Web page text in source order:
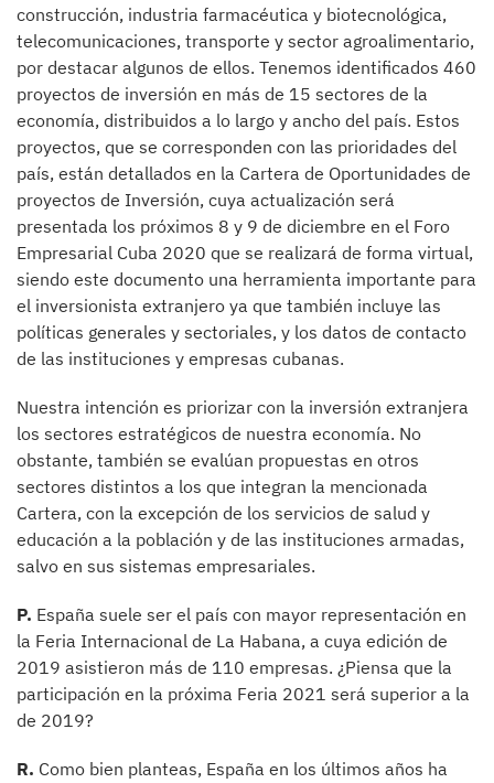
construcción, industria farmacéutica y biotecnológica,
telecomunicaciones, transporte y sector agroalimentario,
por destacar algunos de ellos. Tenemos identificados 460
proyectos de inversión en más de 15 sectores de la
economía, distribuidos a lo largo y ancho del país. Estos
proyectos, que se corresponden con las prioridades del
país, están detallados en la Cartera de Oportunidades de
proyectos de Inversión, cuya actualización será
presentada los próximos 8 y 9 de diciembre en el Foro
Empresarial Cuba 2020 que se realizará de forma virtual,
siendo este documento una herramienta importante para
el inversionista extranjero ya que también incluye las
políticas generales y sectoriales, y los datos de contacto
de las instituciones y empresas cubanas.
Nuestra intención es priorizar con la inversión extranjera
los sectores estratégicos de nuestra economía. No
obstante, también se evalúan propuestas en otros
sectores distintos a los que integran la mencionada
Cartera, con la excepción de los servicios de salud y
educación a la población y de las instituciones armadas,
salvo en sus sistemas empresariales.
P. España suele ser el país con mayor representación en
la Feria Internacional de La Habana, a cuya edición de
2019 asistieron más de 110 empresas. ¿Piensa que la
participación en la próxima Feria 2021 será superior a la
de 2019?
R. Como bien planteas, España en los últimos años ha